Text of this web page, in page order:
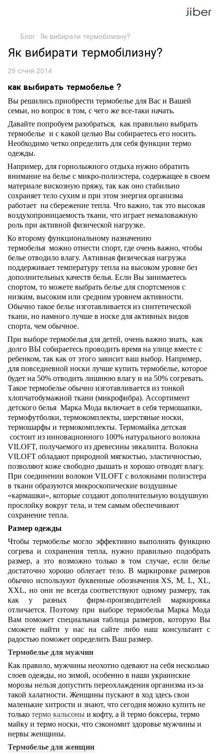
Блог Як вибирати термобілизну?
Як вибирати термобілизну?
29 січня 2014
как выбирать термобелье ?
Вы решились приобрести термобелье для Вас и Вашей
семьи, но вопрос в том, с чего же все-таки начать.
Давайте попробуем разобраться, как правильно выбрать
термобелье и с какой целью Вы собираетесь его носить.
Необходимо четко определить для себя функции термо
одежды.
Например, для горнолыжного отдыха нужно обратить
внимание на белье с микро-полиэстера, содержащее в своем
материале вискозную пряжу, так как оно стабильно
сохраняет тело сухим и при этом энергия организма
работает на сбережение тепла. Что важно, так это высокая
воздухопроницаемость ткани, что играет немаловажную
роль при активной физической нагрузке.
Ко второму функциональному назначению
термобелья можно отнести спорт, где очень важно, чтобы
белье отводило влагу. Активная физическая нагрузка
поддерживает температуру тепла на высоком уровне без
дополнительных качеств белья. Если Вы занимаетесь
спортом, то можете выбрать белье для спортсменов с
низким, высоким или средним уровнем активности.
Обычно такое белье изготавливается из синтетической
ткани, но намного лучше в носке для активных видов
спорта, чем обычное.
При выборе термобелья для детей, очень важно знать, как
долго ВЫ собираетесь проводить время на улице вместе с
ребенком, так как от этого зависит ваш выбор. Например,
для повседневной носки лучше купить термобелье, которое
будет на 50% отводить лишнюю влагу и на 50% согревать.
Такое термобелье обычно изготавливается из тонкой
хлопчатобумажной ткани (микрофибра). Ассортимент
детского белья Марка Мода включает в себя термошапки,
термофутболки, термокомплекты, шерстяные носки,
термошарфы и термокомплекты. Термомайка детская
состоит из инновационного 100% натурального волокна
VILOFT, получаемого из древесины эвкалипта. Волокна
VILOFT обладают природной мягкостью, эластичностью,
позволяют коже свободно дышать и хорошо отводят влагу.
При соединении волокон VILOFT с волокнами полиэстера
в ткани образуются микроскопические воздушные
«кармашки», которые создают дополнительную воздушную
прослойку вокруг тела, и тем самым обеспечивают
сохранение тепла.
Размер одежды
Чтобы термобелье могло эффективно выполнять функцию
согрева и сохранения тепла, нужно правильно подобрать
размер, а это возможно только в том случае, если белье
достаточно хорошо облегает тело. В маркировке размеров
обычно используют буквенные обозначения XS, M, L, XL,
XXL, но они не всегда соответствуют одному размеру, так
как у разных фирм-производителей маркировка
отличается. Поэтому при выборе термобелья Марка Мода
Вам поможет специальная таблица размеров, которую Вы
сможете найти у нас на сайте либо наш консультант с
радостью поможет определить Ваш размер.
Термобелье для мужчин
Как правило, мужчины неохотно одевают на себя несколько
слоев одежды, но зимой, особенно в наши украинские
морозы нельзя допустить переохлаждения организма из-за
такой халатности. Женщины пускают в ход здесь свои
маленькие хитрости и знают, что сегодня можно купить не
только термо кальсоны и кофту, а й термо боксеры, термо
майку и термо носки, что сэкономит здоровье мужчины и
нервы женщины.
Термобелье для женщин